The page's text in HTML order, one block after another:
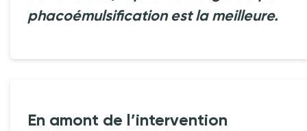
phacoémulsification est la meilleure.
En amont de l’intervention